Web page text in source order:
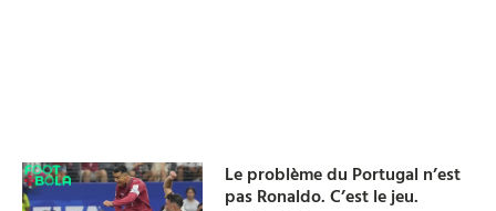
Le problème du Portugal n’est
pas Ronaldo. C’est le jeu.